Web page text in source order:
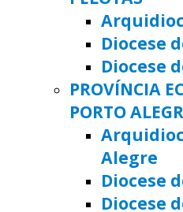
Diocese
Diocese
PROVÍNCIA
PORTO
Alegre
Diocese
Diocese